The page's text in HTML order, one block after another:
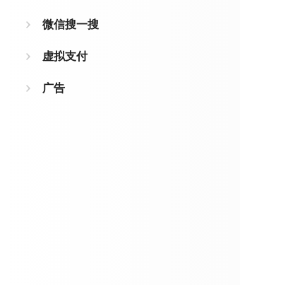
微信搜一搜
虚拟支付
广告